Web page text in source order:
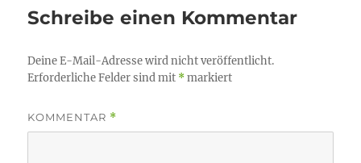
Schreibe einen Kommentar
Deine E-Mail-Adresse wird nicht veröffentlicht.
Erforderliche Felder sind mit *markiert
KOMMENTAR *